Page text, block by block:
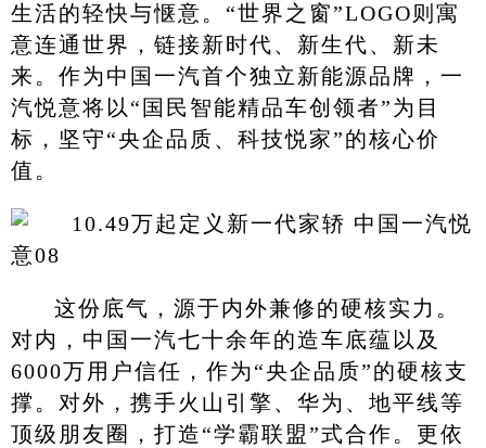
生活的轻快与惬意。“世界之窗”LOGO则寓
意连通世界，链接新时代、新生代、新未
来。作为中国一汽首个独立新能源品牌，一
汽悦意将以“国民智能精品车创领者”为目
标，坚守“央企品质、科技悦家”的核心价
值。
这份底气，源于内外兼修的硬核实力。
对内，中国一汽七十余年的造车底蕴以及
6000万用户信任，作为“央企品质”的硬核支
撑。对外，携手火山引擎、华为、地平线等
顶级朋友圈，打造“学霸联盟”式合作。更依